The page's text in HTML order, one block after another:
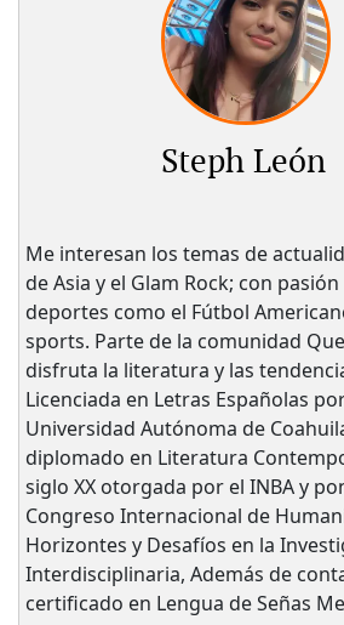
Steph León
Me interesan los temas de
de Asia y el Glam Rock; con
deportes como el Fútbol
sports. Parte de la comunidad
disfruta la literatura y las
Licenciada en Letras Españolas
Universidad Autónoma de
diplomado en Literatura
siglo XX otorgada por el INBA y
Congreso Internacional de
Horizontes y Desafíos en la
Interdisciplinaria, Además de
certificado en Lengua de Señas